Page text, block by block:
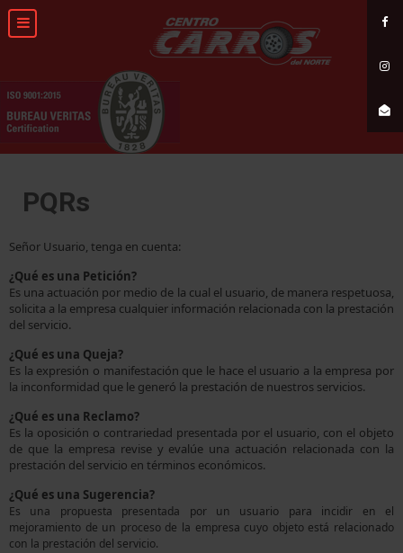
PQRs
Señor Usuario, tenga en cuenta:
¿Qué es una Petición?
Es una actuación por medio de la cual el usuario, de manera respetuosa,
solicita a la empresa cualquier información relacionada con la prestación
del servicio.
¿Qué es una Queja?
Es la expresión o manifestación que le hace el usuario a la empresa por
la inconformidad que le generó la prestación de nuestros servicios.
¿Qué es una Reclamo?
Es la oposición o contrariedad presentada por el usuario, con el objeto
de que la empresa revise y evalúe una actuación relacionada con la
prestación del servicio en términos económicos.
¿Qué es una Sugerencia?
Es una propuesta presentada por un usuario para incidir en el
mejoramiento de un proceso de la empresa cuyo objeto está relacionado
con la prestación del servicio.